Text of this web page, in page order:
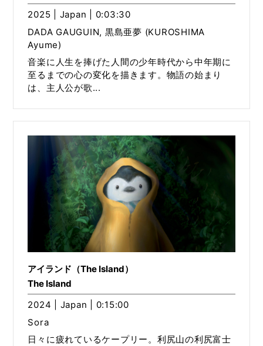
2025 | Japan | 0:03:30
DADA GAUGUIN, 黒島亜夢 (KUROSHIMA
Ayume)
音楽に人生を捧げた人間の少年時代から中年期に
至るまでの心の変化を描きます。物語の始まり
は、主人公が歌...
アイランド（The Island）
The Island
2024 | Japan | 0:15:00
Sora
日々に疲れているケープリー。利尻山の利尻富士